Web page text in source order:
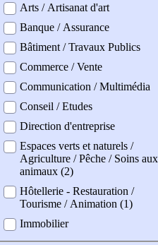
Arts / Artisanat d'art
Banque / Assurance
Bâtiment / Travaux Publics
Commerce / Vente
Communication / Multimédia
Conseil / Etudes
Direction d'entreprise
Espaces verts et naturels /
Agriculture / Pêche / Soins aux
animaux (2)
Hôtellerie - Restauration /
Tourisme / Animation (1)
Immobilier